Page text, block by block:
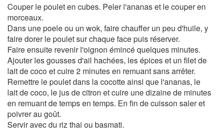
Couper le poulet en cubes. Peler l'ananas et le couper en
morceaux.
Dans une poele ou un wok, faire chauffer un peu d'huile, y
faire dorer le poulet sur chaque face puis réserver.
Faire ensuite revenir l'oignon émincé quelques minutes.
Ajouter les gousses d'ail hachées, les épices et un filet de
lait de coco et cuire 2 minutes en remuant sans arrêter.
Remettre le poulet dans la cocotte ainsi que l'ananas, le
lait de coco, le jus de citron et cuire une dizaine de minutes
en remuant de temps en temps. En fin de cuisson saler et
poivrer au goût.
Servir avec du riz thai ou basmati.